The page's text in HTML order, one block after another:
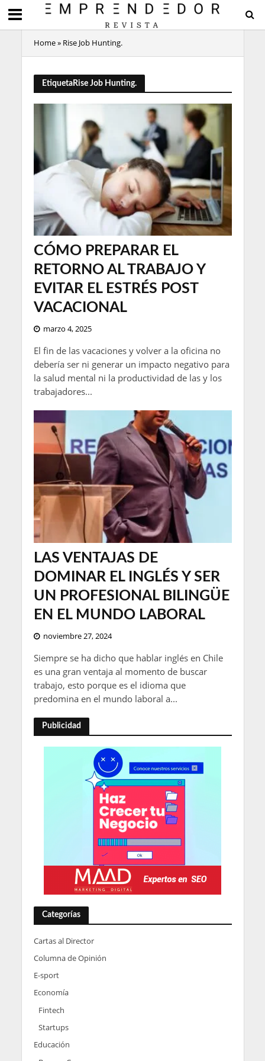
Home» Rise Job Hunting.
EtiquetaRise Job Hunting.
CÓMO PREPARAR EL
RETORNO AL TRABAJO Y
EVITAR EL ESTRÉS POST
VACACIONAL
marzo 4, 2025
El fin de las vacaciones y volver a la oficina no
debería ser ni generar un impacto negativo para
la salud mental ni la productividad de las y los
trabajadores...
LAS VENTAJAS DE
DOMINAR EL INGLÉS Y SER
UN PROFESIONAL BILINGÜE
EN EL MUNDO LABORAL
noviembre 27, 2024
Siempre se ha dicho que hablar inglés en Chile
es una gran ventaja al momento de buscar
trabajo, esto porque es el idioma que
predomina en el mundo laboral a...
Publicidad
Categorías
Cartas al Director
Columna de Opinión
E-sport
Economía
Fintech
Startups
Educación